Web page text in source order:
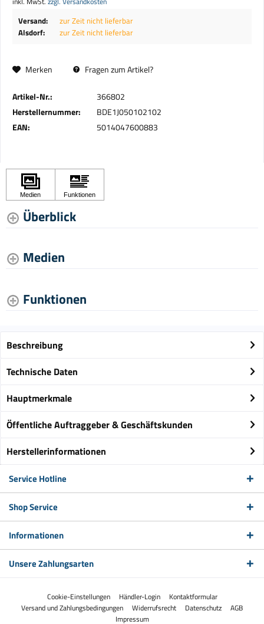
Versand:
zur Zeit nicht lieferbar
Alsdorf:
zur Zeit nicht lieferbar
Merken Fragen zum Artikel?
Artikel-Nr.:
366802
Herstellernummer:
BDE1J050102102
EAN:
5014047600883
Überblick
Medien
Funktionen
Beschreibung
Technische Daten
Hauptmerkmale
Öffentliche Auftraggeber & Geschäftskunden
Herstellerinformationen
Service Hotline
Shop Service
Informationen
Unsere Zahlungsarten
Cookie-Einstellungen Händler-Login
Kontaktformular
Versand und Zahlungsbedingungen
Widerrufsrecht Datenschutz
AGB
Impressum